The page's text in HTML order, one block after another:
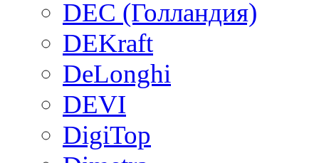
DEC (Голландия)
DEKraft
DeLonghi
DEVI
DigiTop